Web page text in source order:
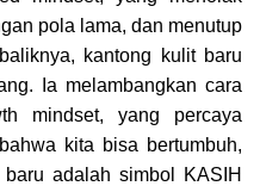
pola lama, dan menutup
kantong kulit baru
Ia melambangkan cara
mindset, yang percaya
kita bisa bertumbuh,
adalah simbol KASIH